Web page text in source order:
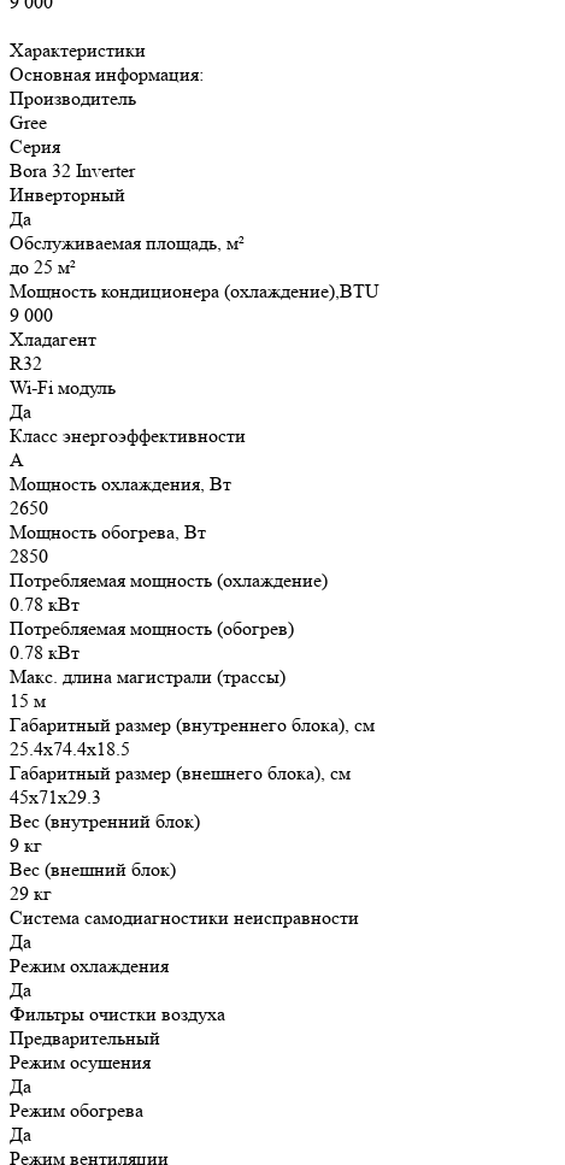
Характеристики
Основная информация:
Производитель
Gree
Серия
Bora 32 Inverter
Инверторный
Да
Обслуживаемая площадь, м²
до 25 м²
Мощность кондиционера (охлаждение),BTU
9 000
Хладагент
R32
Wi-Fi модуль
Да
Класс энергоэффективности
A
Мощность охлаждения, Вт
2650
Мощность обогрева, Вт
2850
Потребляемая мощность (охлаждение)
0.78 кВт
Потребляемая мощность (обогрев)
0.78 кВт
Макс. длина магистрали (трассы)
15 м
Габаритный размер (внутреннего блока), см
25.4x74.4x18.5
Габаритный размер (внешнего блока), см
45x71x29.3
Вес (внутренний блок)
9 кг
Вес (внешний блок)
29 кг
Система самодиагностики неисправности
Да
Режим охлаждения
Да
Фильтры очистки воздуха
Предварительный
Режим осушения
Да
Режим обогрева
Да
Режим вентиляции